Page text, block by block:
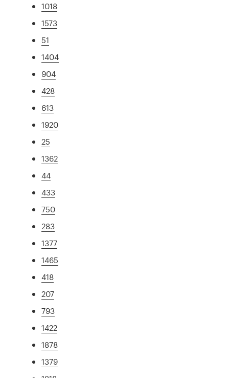
1018
1573
51
1404
904
428
613
1920
25
1362
44
433
750
283
1377
1465
418
207
793
1422
1878
1379